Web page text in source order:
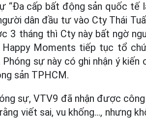
“Đa cấp bất động sản quốc tế
dân đầu tư vào Cty Thái
3 tháng thì Cty này bất ngờ
Happy Moments tiếp tục tổ
sự này có ghi nhận ý kiến
sản TPHCM.
sự, VTV9 đã nhận được
viết sai, vu khống..., nhưng